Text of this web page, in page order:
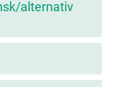
alternativ